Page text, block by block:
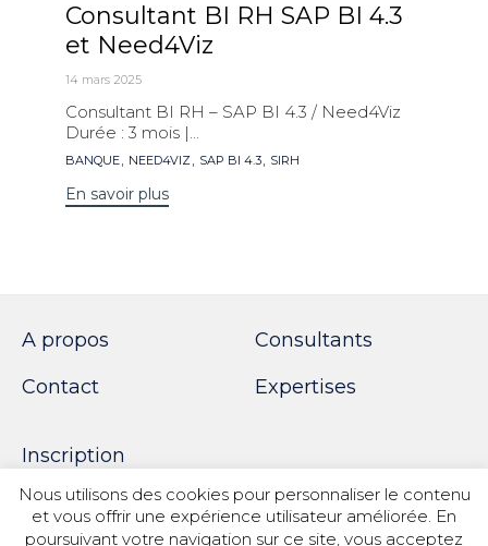
Consultant BI RH SAP BI 4.3
et Need4Viz
14 mars 2025
Consultant BI RH – SAP BI 4.3 / Need4Viz
Durée : 3 mois |...
Mots
BANQUE, NEED4VIZ, SAP BI 4.3, SIRH
En savoir plus
A propos
Contact
Consultants
Expertises
Inscription
© 2018 SPOTWORK
Nous utilisons des cookies pour personnaliser le contenu
et vous offrir une expérience utilisateur améliorée. En
poursuivant votre navigation sur ce site, vous acceptez